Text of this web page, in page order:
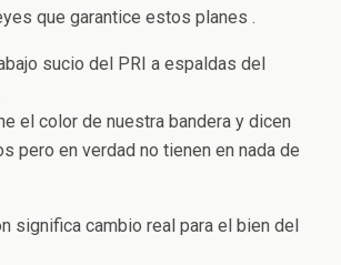
que garantice estos planes .
sucio del PRI a espaldas del
el color de nuestra bandera y dicen
pero en verdad no tienen en nada de
significa cambio real para el bien del